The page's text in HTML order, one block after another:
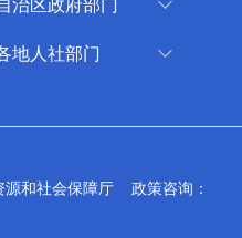
治区政府部门
审计厅
退役军人事务厅
地人社部门
源和社会保障厅 政策咨询：